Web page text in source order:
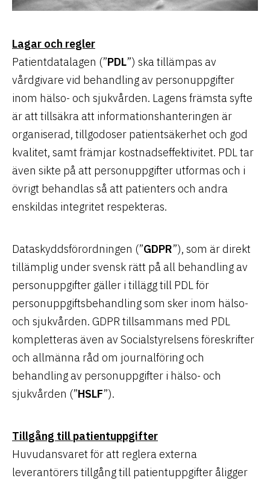
Lagar och regler
Patientdatalagen (”PDL”) ska tillämpas av
vårdgivare vid behandling av personuppgifter
inom hälso- och sjukvården. Lagens främsta syfte
är att tillsäkra att informationshanteringen är
organiserad, tillgodoser patientsäkerhet och god
kvalitet, samt främjar kostnadseffektivitet. PDL tar
även sikte på att personuppgifter utformas och i
övrigt behandlas så att patienters och andra
enskildas integritet respekteras.
Dataskyddsförordningen (”GDPR”), som är direkt
tillämplig under svensk rätt på all behandling av
personuppgifter gäller i tillägg till PDL för
personuppgiftsbehandling som sker inom hälso-
och sjukvården. GDPR tillsammans med PDL
kompletteras även av Socialstyrelsens föreskrifter
och allmänna råd om journalföring och
behandling av personuppgifter i hälso- och
sjukvården (”HSLF”).
Tillgång till patientuppgifter
Huvudansvaret för att reglera externa
leverantörers tillgång till patientuppgifter åligger